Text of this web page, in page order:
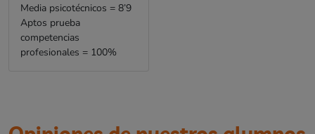
Media psicotécnicos = 8’9
Aptos prueba
competencias
profesionales = 100%